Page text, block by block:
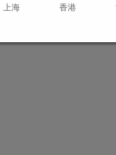
上海
香港